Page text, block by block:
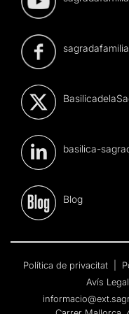
sagradafamilia
basilica-
Blog
Política de privacitat
Avís Legal